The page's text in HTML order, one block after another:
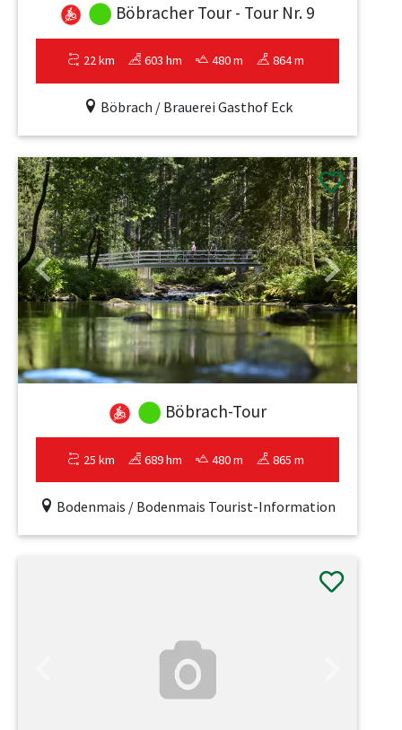
Böbracher Tour - Tour Nr. 9
22 km 603 hm 480 m 864 m
Böbrach / Brauerei Gasthof Eck
Previous Next
Böbrach-Tour
25 km 689 hm 480 m 865 m
Bodenmais / Bodenmais Tourist-Information